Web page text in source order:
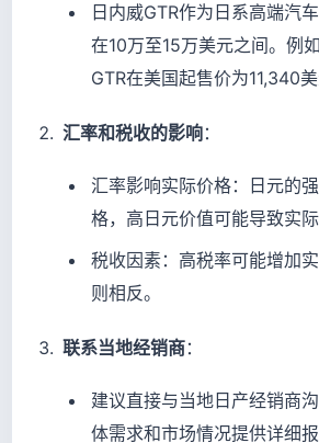
日内威GTR作为日系高端汽
在10万至15万美元之间。例
GTR在美国起售价为11,340美
汇率和税收的影响：
汇率影响实际价格：日元的
格，高日元价值可能导致实际
税收因素：高税率可能增加
则相反。
联系当地经销商：
建议直接与当地日产经销商
体需求和市场情况提供详细报